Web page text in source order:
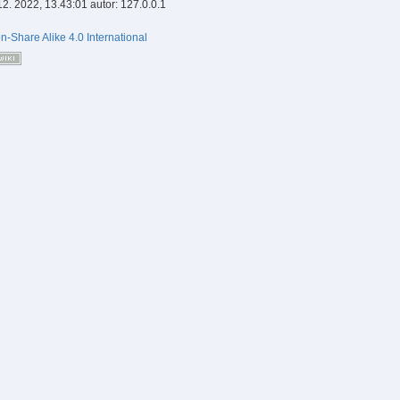
2022, 13.43:01 autor: 127.0.0.1
Share Alike 4.0 International